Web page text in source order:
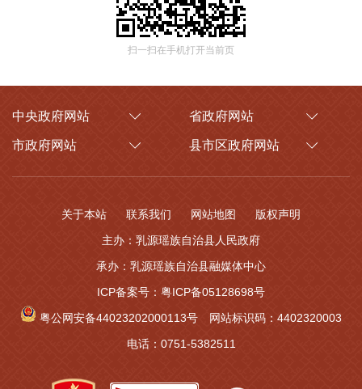
扫一扫在手机打开当前页
中央政府网站 省政府网站
市政府网站 县市区政府网站
关于本站 联系我们 网站地图
版权声明
主办：乳源瑶族自治县人民政府
承办：乳源瑶族自治县融媒体中心
ICP备案号：粤ICP备05128698号
粤公网安备44023202000113号
网站标识码：4402320003
电话：0751-5382511